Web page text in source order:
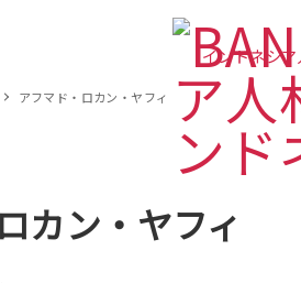
インドネシ
アフマド・ロカン・ヤフィ
カン・ヤフィ